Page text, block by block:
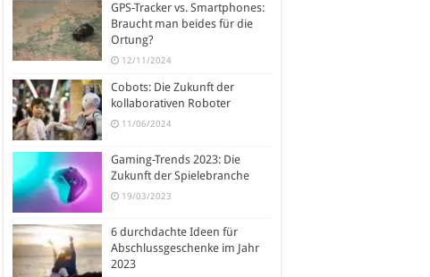
GPS-Tracker vs. Smartphones:
Braucht man beides für die
Ortung?
12/11/2024
Cobots: Die Zukunft der
kollaborativen Roboter
11/06/2024
Gaming-Trends 2023: Die
Zukunft der Spielebranche
19/03/2023
6 durchdachte Ideen für
Abschlussgeschenke im Jahr
2023